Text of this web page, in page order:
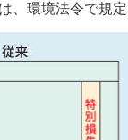
環境法令で規